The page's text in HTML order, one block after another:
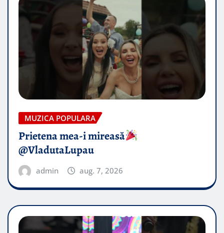
MUZICA POPULARA
Prietena mea-i mireasă​
@VladutaLupau
admin aug. 7, 2026